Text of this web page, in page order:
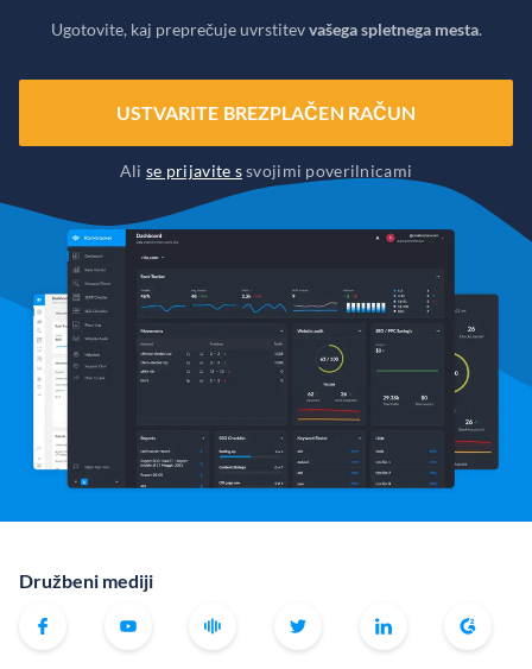
Ugotovite, kaj preprečuje uvrstitevvašega spletnega mesta.
USTVARITE BREZPLAČEN RAČUN
Alise prijavite ssvojimi poverilnicami
Družbeni mediji